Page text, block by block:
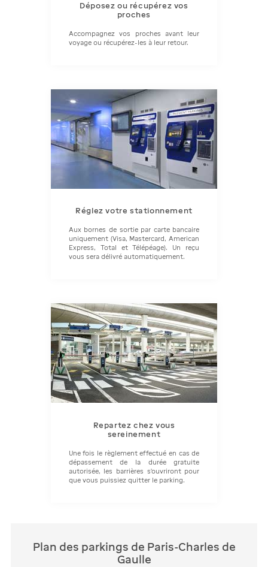
Déposez ou récupérez vos
proches
Accompagnez vos proches avant leur
Réglez votre stationnement
Aux bornes de sortie par carte bancaire
uniquement (Visa, Mastercard, American
Express, Total et Télépéage). Un reçu
Repartez chez vous
sereinement
Une fois le règlement effectué en cas de
dépassement de la durée gratuite
autorisée, les barrières s'ouvriront pour
que vous puissiez quitter le parking.
Plan des parkings de Paris-Charles de
Gaulle